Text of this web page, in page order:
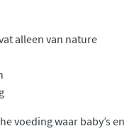
alleen van nature
voeding waar baby’s en